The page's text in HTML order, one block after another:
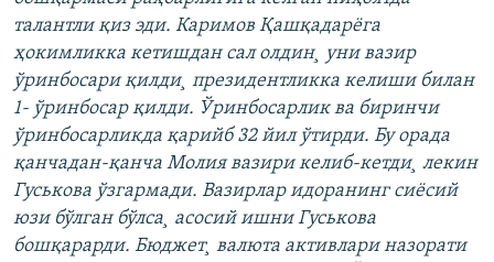
талантли қиз эди. Каримов Қашқадарëга
ҳокимликка кетишдан сал олдин¸ уни вазир
ўринбосари қилди¸ президентликка келиши билан
1- ўринбосар қилди. Ўринбосарлик ва биринчи
ўринбосарликда қарийб 32 йил ўтирди. Бу орада
қанчадан-қанча Молия вазири келиб-кетди¸ лекин
Гуськова ўзгармади. Вазирлар идоранинг сиëсий
юзи бўлган бўлса¸ асосий ишни Гуськова
бошқарарди. Бюджет¸ валюта активлари назорати